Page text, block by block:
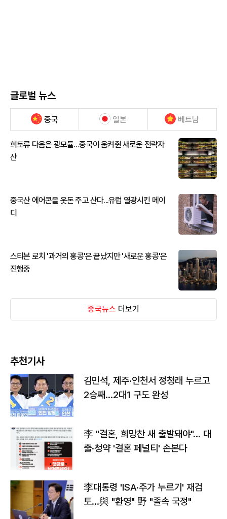
글로벌 뉴스
중국 일본 베트남
희토류 다음은 광모듈…중국이 움켜쥔 새로운 전략자
산
중국산 에어콘을 웃돈 주고 산다...유럽 열광시킨 메이
디
스티븐 로치 '과거의 홍콩'은 끝났지만 '새로운 홍콩'은
진행중
중국뉴스 더보기
추천기사
김민석, 제주·인천서 정청래 누르고
2승째…2대1 구도 완성
李 "결혼, 희망찬 새 출발돼야"… 대
출·청약 '결혼 페널티' 손본다
李대통령 'ISA·주가 누르기' 재검
토…與 "환영" 野 "졸속 국정"